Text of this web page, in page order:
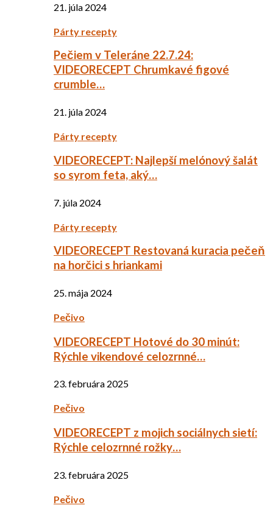
21. júla 2024
Párty recepty
Pečiem v Teleráne 22.7.24:
VIDEORECEPT Chrumkavé figové
crumble…
21. júla 2024
Párty recepty
VIDEORECEPT: Najlepší melónový šalát
so syrom feta, aký…
7. júla 2024
Párty recepty
VIDEORECEPT Restovaná kuracia pečeň
na horčici s hriankami
25. mája 2024
Pečivo
VIDEORECEPT Hotové do 30 minút:
Rýchle vikendové celozrnné…
23. februára 2025
Pečivo
VIDEORECEPT z mojich sociálnych sietí:
Rýchle celozrnné rožky…
23. februára 2025
Pečivo